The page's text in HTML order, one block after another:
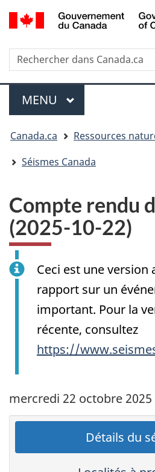
au
à
sujet
du
à
Rechercher
Rechercher
dans
Canada.ca
Menu
MENU PRINCIPAL
êtes
ici
Canada.ca
Ressources
Séismes Canada
Compte rendu
(2025-10-22)
Ceci est une version
rapport sur un
important. Pour la
récente, consultez
https://
mercredi 22 octobre 2025
Détails du